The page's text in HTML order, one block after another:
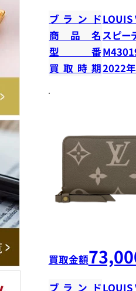
ブランドLOUIS
商品名スピー
型番
買取時期2022
買取金額
ブランドLOUIS